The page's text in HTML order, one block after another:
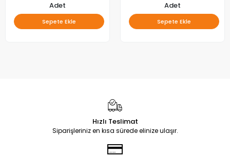
Adet
Sepete Ekle
Adet
Sepete Ekle
Hızlı Teslimat
Siparişleriniz en kısa sürede elinize ulaşır.